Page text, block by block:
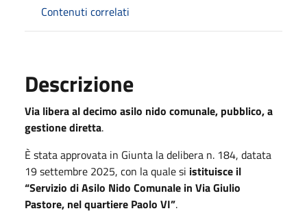
Contenuti correlati
Descrizione
Via libera al decimo asilo nido comunale, pubblico, a
gestione diretta.
È stata approvata in Giunta la delibera n. 184, datata
19 settembre 2025, con la quale si istituisce il
“Servizio di Asilo Nido Comunale in Via Giulio
Pastore, nel quartiere Paolo VI”.